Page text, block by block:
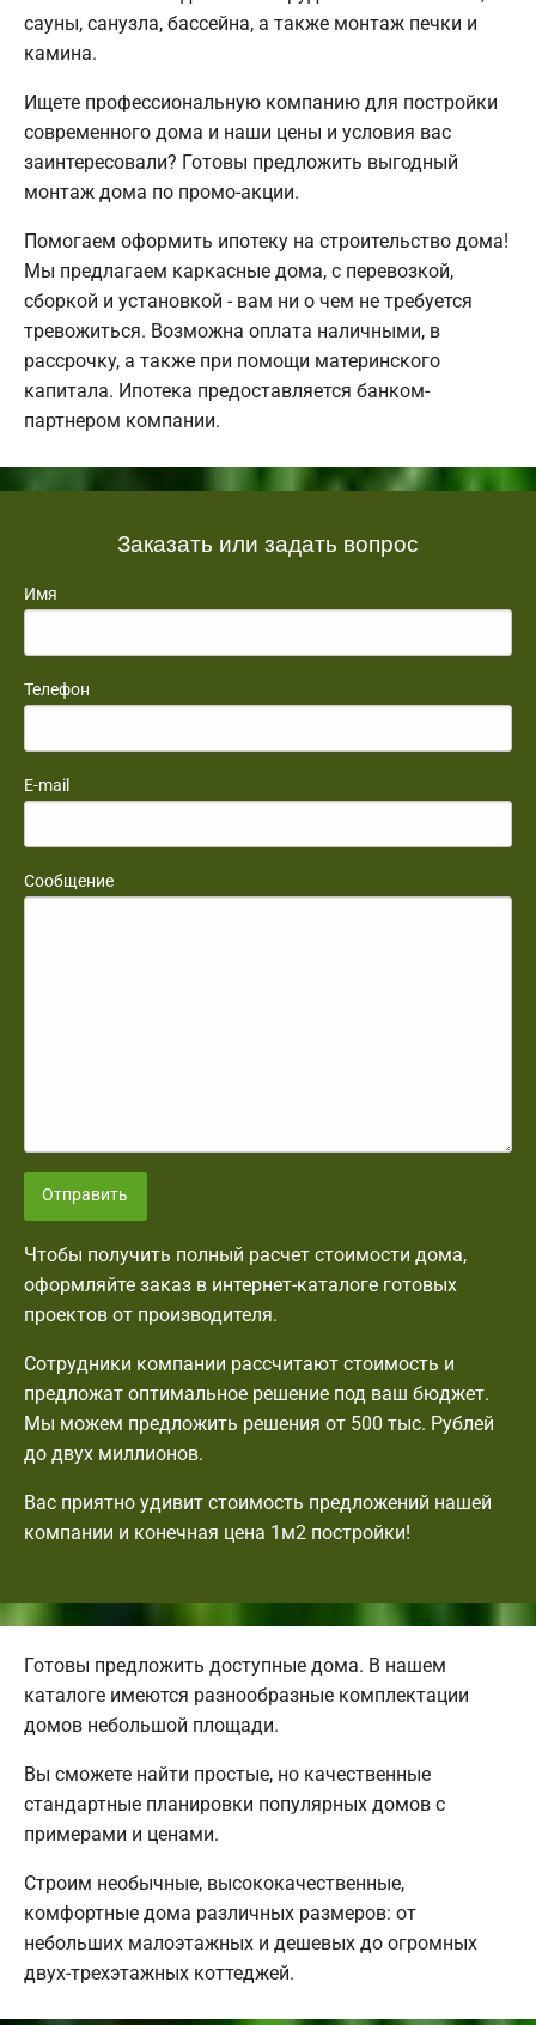
сауны, санузла, бассейна, а также монтаж печки и
камина.
Ищете профессиональную компанию для постройки
современного дома и наши цены и условия вас
заинтересовали? Готовы предложить выгодный
монтаж дома по промо-акции.
Помогаем оформить ипотеку на строительство дома!
Мы предлагаем каркасные дома, с перевозкой,
сборкой и установкой - вам ни о чем не требуется
тревожиться. Возможна оплата наличными, в
рассрочку, а также при помощи материнского
капитала. Ипотека предоставляется банком-
партнером компании.
Заказать или задать вопрос
Имя
Телефон
E-mail
Сообщение
Отправить
Чтобы получить полный расчет стоимости дома,
оформляйте заказ в интернет-каталоге готовых
проектов от производителя.
Сотрудники компании рассчитают стоимость и
предложат оптимальное решение под ваш бюджет.
Мы можем предложить решения от 500 тыс. Рублей
до двух миллионов.
Вас приятно удивит стоимость предложений нашей
компании и конечная цена 1м2 постройки!
Готовы предложить доступные дома. В нашем
каталоге имеются разнообразные комплектации
домов небольшой площади.
Вы сможете найти простые, но качественные
стандартные планировки популярных домов с
примерами и ценами.
Строим необычные, высококачественные,
комфортные дома различных размеров: от
небольших малоэтажных и дешевых до огромных
двух-трехэтажных коттеджей.